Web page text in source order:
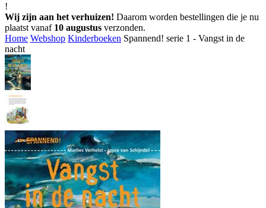
!
Wij zijn aan het verhuizen! Daarom worden bestellingen die je nu
plaatst vanaf 10 augustus verzonden.
Home Webshop Kinderboeken Spannend! serie 1 - Vangst in de
nacht